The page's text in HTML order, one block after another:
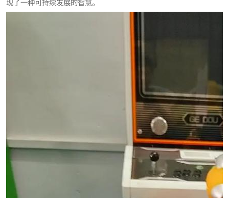
现了一种可持续发展的智慧。